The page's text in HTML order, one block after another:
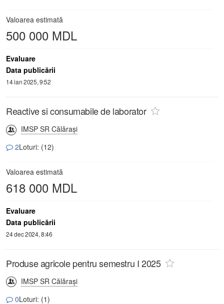
Valoarea estimată
500 000 MDL
Evaluare
Data publicării
14 ian 2025, 9:52
Reactive si consumabile de laborator
IMSP SR Călăraşi
2Loturi: (12)
Valoarea estimată
618 000 MDL
Evaluare
Data publicării
24 dec 2024, 8:46
Produse agricole pentru semestru I 2025
IMSP SR Călăraşi
0Loturi: (1)